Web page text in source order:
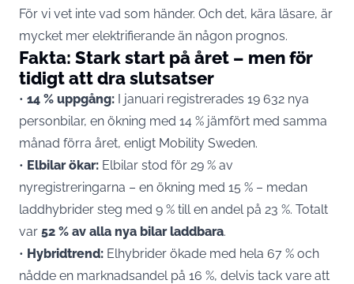
För vi vet inte vad som händer. Och det, kära läsare, är
mycket mer elektrifierande än någon prognos.
Fakta: Stark start på året – men för
tidigt att dra slutsatser
• 14 % uppgång: I januari registrerades 19 632 nya
personbilar, en ökning med 14 % jämfört med samma
månad förra året, enligt Mobility Sweden.
• Elbilar ökar: Elbilar stod för 29 % av
nyregistreringarna – en ökning med 15 % – medan
laddhybrider steg med 9 % till en andel på 23 %. Totalt
var 52 % av alla nya bilar laddbara.
• Hybridtrend: Elhybrider ökade med hela 67 % och
nådde en marknadsandel på 16 %, delvis tack vare att